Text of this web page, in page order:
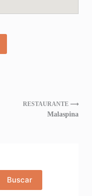
RESTAURANTE ⟶
Malaspina
Buscar